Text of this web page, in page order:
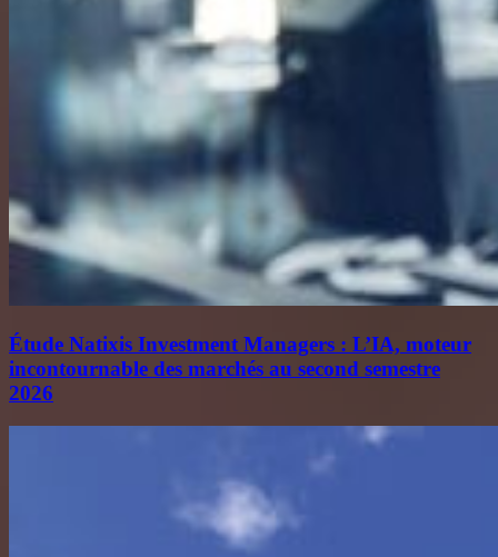
Étude Natixis Investment Managers : L’IA, moteur
incontournable des marchés au second semestre
2026